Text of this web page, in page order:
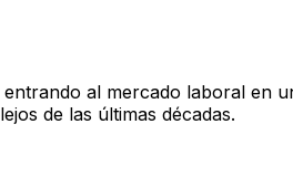
entrando al mercado laboral en
de las últimas décadas.